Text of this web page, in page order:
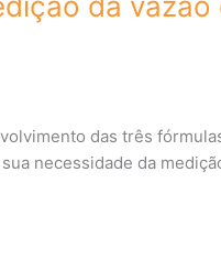
das três
necessidade da